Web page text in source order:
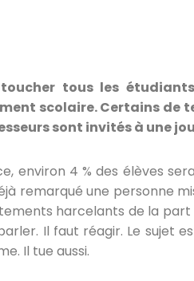
tous les
scolaire. Certains de
sont invités à une
environ 4 % des élèves
remarqué une personne
harcelants de la part
Il faut réagir. Le sujet
Il tue aussi.